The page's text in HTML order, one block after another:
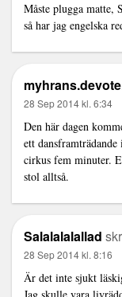
Måste plugga matte,
så har jag engelska
28 Sep 2014 kl. 6:34
Den här dagen
ett
cirkus fem minuter.
stol alltså.
Salalalalallad
28 Sep 2014 kl. 8:16
Är det inte sjukt